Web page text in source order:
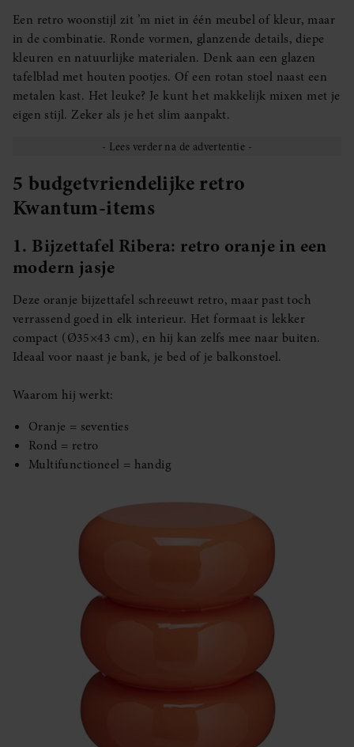
Een retro woonstijl zit ’m niet in één meubel of kleur, maar
in de combinatie. Ronde vormen, glanzende details, diepe
kleuren en natuurlijke materialen. Denk aan een glazen
tafelblad met houten pootjes. Of een rotan stoel naast een
metalen kast. Het leuke? Je kunt het makkelijk mixen met je
eigen stijl. Zeker als je het slim aanpakt.
5 budgetvriendelijke retro
Kwantum-items
1. Bijzettafel Ribera: retro oranje in een
modern jasje
Deze oranje bijzettafel schreeuwt retro, maar past toch
verrassend goed in elk interieur. Het formaat is lekker
compact (Ø35×43 cm), en hij kan zelfs mee naar buiten.
Ideaal voor naast je bank, je bed of je balkonstoel.
Waarom hij werkt:
Oranje = seventies
Rond = retro
Multifunctioneel = handig